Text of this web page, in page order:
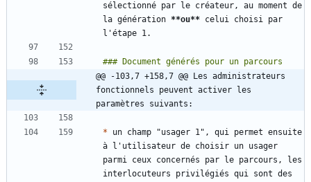
sélectionné par le créateur, au moment de
la génération **ou** celui choisi par
@@ -103,7 +158,7 @@ Les administrateurs
fonctionnels peuvent activer les
paramètres suivants:
* un champ "usager 1", qui permet ensuite
à l'utilisateur de choisir un usager
parmi ceux concernés par le parcours, les
interlocuteurs privilégiés qui sont des